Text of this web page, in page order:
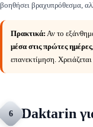
βοηθήσει βραχυπρόθεσμα,
Πρακτικά: Αν το
μέσα στις πρώτες ημέρες
επανεκτίμηση.
6 Daktarin